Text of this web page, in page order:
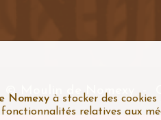
© Moulin de Nomexy
Nomexy à stocker des
relatives aux